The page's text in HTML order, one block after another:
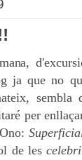
ja que no
sembla
per
de les